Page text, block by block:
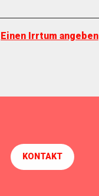
Einen Irrtum angeben
KONTAKT